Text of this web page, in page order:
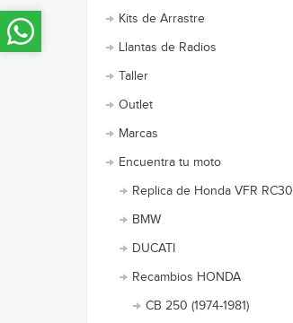
Kits de Arrastre
Llantas de Radios
Taller
Outlet
Marcas
Encuentra tu moto
Replica de Honda VFR RC30
BMW
DUCATI
Recambios HONDA
CB 250 (1974-1981)